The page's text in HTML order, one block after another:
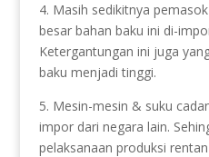
4. Masih sedikitnya
besar bahan baku ini di-
Ketergantungan ini juga
baku menjadi tinggi.
5. Mesin-mesin & suku
impor dari negara lain.
pelaksanaan produksi